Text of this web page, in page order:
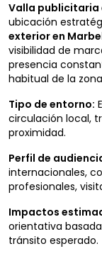
Valla publicitaria
ubicación
exterior en
visibilidad de
presencia
habitual de la
Tipo de entorno:
circulación local,
proximidad.
Perfil de
internacionales,
profesionales,
Impactos
orientativa
tránsito esperado.